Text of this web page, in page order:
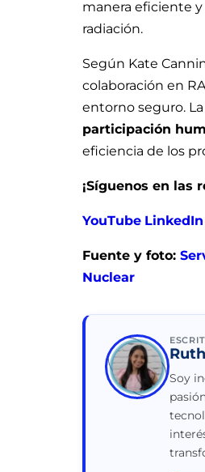
manera eficiente
radiación.
Según Kate
colaboración en
entorno seguro.
participación
eficiencia de los
¡Síguenos en las
YouTube LinkedIn
Fuente y foto:
Nuclear
Soy